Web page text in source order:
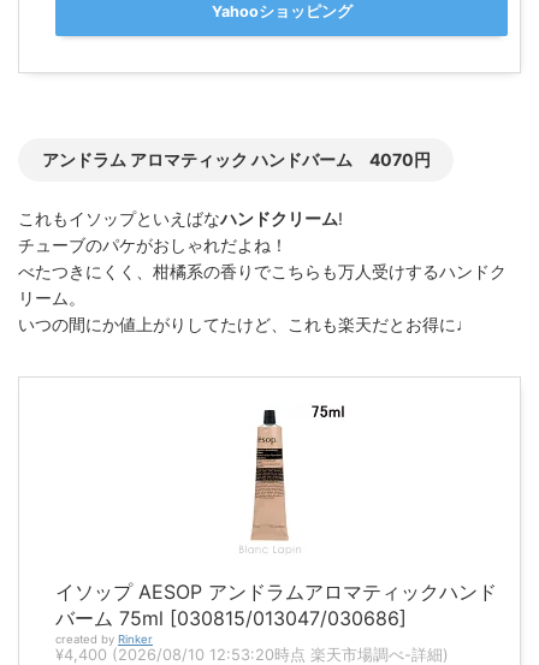
Yahooショッピング
アンドラム アロマティック ハンドバーム 4070円
これもイソップといえばなハンドクリーム!
チューブのパケがおしゃれだよね！
べたつきにくく、柑橘系の香りでこちらも万人受けするハンドク
リーム。
いつの間にか値上がりしてたけど、これも楽天だとお得に♩
イソップ AESOP アンドラムアロマティックハンド
バーム 75ml [030815/013047/030686]
created by Rinker
¥4,400 (2026/08/10 12:53:20時点 楽天市場調べ-詳細)